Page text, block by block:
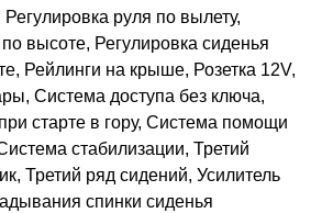
руля по вылету,
высоте, Регулировка сиденья
Рейлинги на крыше, Розетка 12V,
Система доступа без ключа,
старте в гору, Система помощи
стабилизации, Третий
Третий ряд сидений, Усилитель
спинки сиденья